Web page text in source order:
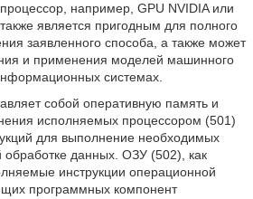
например, GPU NVIDIA или
является пригодным для полного
заявленного способа, а также может
и применения моделей машинного
системах.
собой оперативную память и
исполняемых процессором (501)
для выполнение необходимых
обработке данных. ОЗУ (502), как
инструкции операционной
программных компонент